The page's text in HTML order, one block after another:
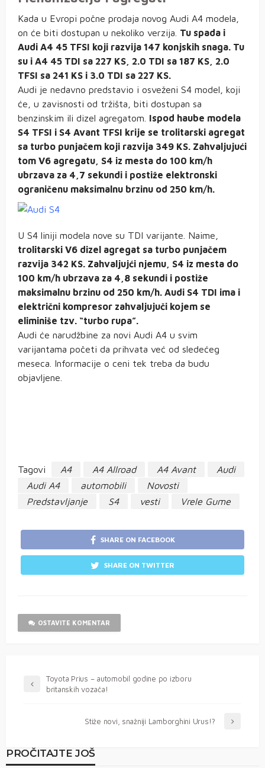
Kada u Evropi počne prodaja novog Audi A4 modela,
on će biti dostupan u nekoliko verzija. Tu spada i
Audi A4 45 TFSI koji razvija 147 konjskih snaga. Tu
su i A4 45 TDI sa 227 KS, 2.0 TDI sa 187 KS, 2.0
TFSI sa 241 KS i 3.0 TDI sa 227 KS.
Audi je nedavno predstavio i osveženi S4 model, koji
će, u zavisnosti od tržišta, biti dostupan sa
benzinskim ili dizel agregatom. Ispod haube modela
S4 TFSI i S4 Avant TFSI krije se trolitarski agregat
sa turbo punjačem koji razvija 349 KS. Zahvaljujući
tom V6 agregatu, S4 iz mesta do 100 km/h
ubrzava za 4,7 sekundi i postiže elektronski
ograničenu maksimalnu brzinu od 250 km/h.
U S4 liniji modela nove su TDI varijante. Naime,
trolitarski V6 dizel agregat sa turbo punjačem
razvija 342 KS. Zahvaljujći njemu, S4 iz mesta do
100 km/h ubrzava za 4,8 sekundi i postiže
maksimalnu brzinu od 250 km/h. Audi S4 TDI ima i
električni kompresor zahvaljujuči kojem se
eliminiše tzv. “turbo rupa”.
Audi će narudžbine za novi Audi A4 u svim
varijantama početi da prihvata već od sledećeg
meseca. Informacije o ceni tek treba da budu
objavljene.
Tagovi A4 A4 Allroad A4 Avant
Audi
Audi A4
automobili
Novosti
Predstavljanje
S4 vesti Vrele Gume
SHARE ON FACEBOOK
SHARE ON TWITTER
OSTAVITE KOMENTAR
Toyota Prius – automobil godine po izboru
britanskih vozača!
Stiže novi, snažniji Lamborghini Urus!?
PROČITAJTE JOŠ